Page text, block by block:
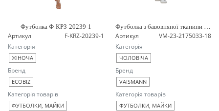
Футболка Ф-КРЗ-20239-1
Артикул
F-KRZ-20239-1
Категорія
ЖІНОЧА
Бренд
ECOBIZ
Категорія товарів
ФУТБОЛКИ, МАЙКИ
Футболка з бавовняної тканини VM-23-2175033-18
Артикул
VM-23-2175033-18
Категорія
ЧОЛОВІЧА
Бренд
VAISMANN
Категорія товарів
ФУТБОЛКИ, МАЙКИ